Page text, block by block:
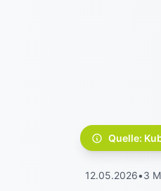
Quelle:
12.05.2026•3